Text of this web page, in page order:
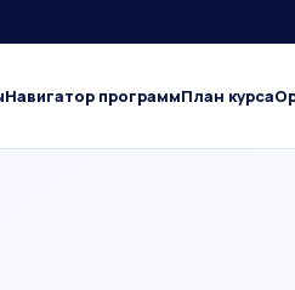
Навигатор программПлан курса